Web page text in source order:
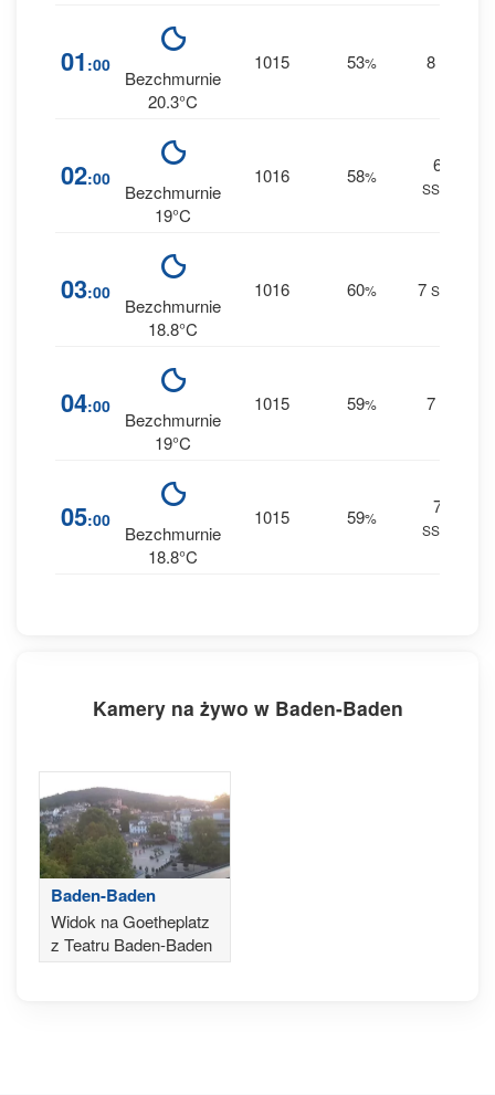
01 :00
Bezchmurnie
20.3°C
1015 53% 8
02:00
Bezchmurnie
19°C
1016 58%
6
SSW
03:00
Bezchmurnie
18.8°C
1016 60% 7 SSE
04:00
Bezchmurnie
19°C
1015 59% 7
05:00
Bezchmurnie
18.8°C
1015 59%
7
SSW
Kamery na żywo w Baden-Baden
Baden-Baden
Widok na Goetheplatz
z Teatru Baden-Baden